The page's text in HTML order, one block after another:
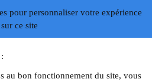
pour personnaliser votre expérience
sur ce site
:
au bon fonctionnement du site, vous